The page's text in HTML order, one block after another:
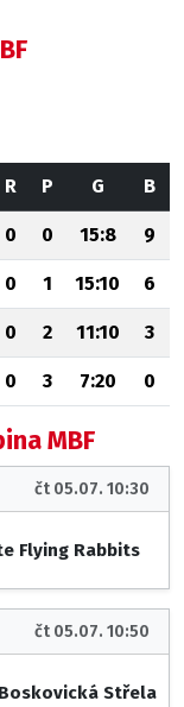
R P G B
0 0 15:8 9
0 1 15:10 6
0 2 11:10 3
0 3 7:20 0
MBF
čt 05.07. 10:30
Flying Rabbits
čt 05.07. 10:50
Střela